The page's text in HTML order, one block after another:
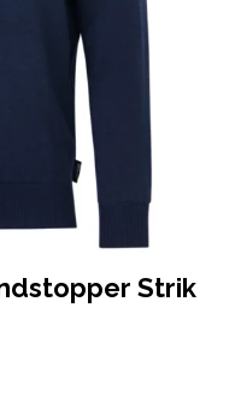
Strik